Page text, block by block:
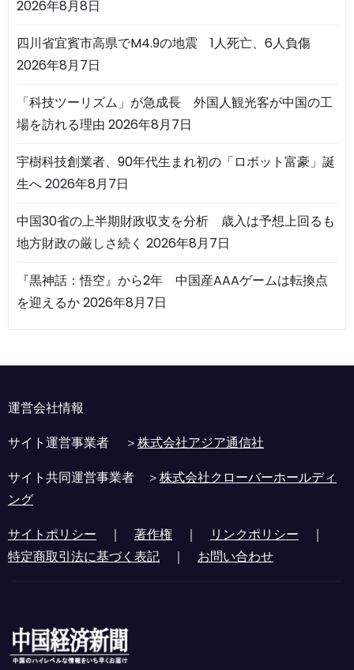
2026年8月8日
四川省宜賓市高県でM4.9の地震 1人死亡、6人負傷
2026年8月7日
「科技ツーリズム」が急成長 外国人観光客が中国の工
場を訪れる理由 2026年8月7日
宇樹科技創業者、90年代生まれ初の「ロボット富豪」誕
生へ2026年8月7日
中国30省の上半期財政収支を分析 歳入は予想上回るも
地方財政の厳しさ続く 2026年8月7日
『黒神話：悟空』から2年 中国産AAAゲームは転換点
を迎えるか2026年8月7日
運営会社情報
サイト運営事業者 ＞株式会社アジア通信社
サイト共同運営事業者 ＞株式会社クローバーホールディ
ング
サイトポリシー ｜ 著作権 ｜ リンクポリシー ｜
特定商取引法に基づく表記 ｜ お問い合わせ